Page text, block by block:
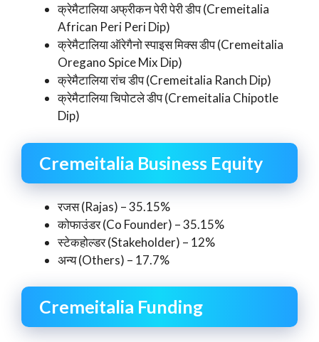
क्रेमैटालिया अफ्रीकन पेरी पेरी डीप (Cremeitalia
African Peri Peri Dip)
क्रेमैटालिया ऑरेगैनो स्पाइस मिक्स डीप (Cremeitalia
Oregano Spice Mix Dip)
क्रेमैटालिया रांच डीप (Cremeitalia Ranch Dip)
क्रेमैटालिया चिपोटले डीप (Cremeitalia Chipotle
Dip)
Cremeitalia Business Equity
रजस (Rajas) – 35.15%
कोफाउंडर (Co Founder) – 35.15%
स्टेकहोल्डर (Stakeholder) – 12%
अन्य (Others) – 17.7%
Cremeitalia Funding